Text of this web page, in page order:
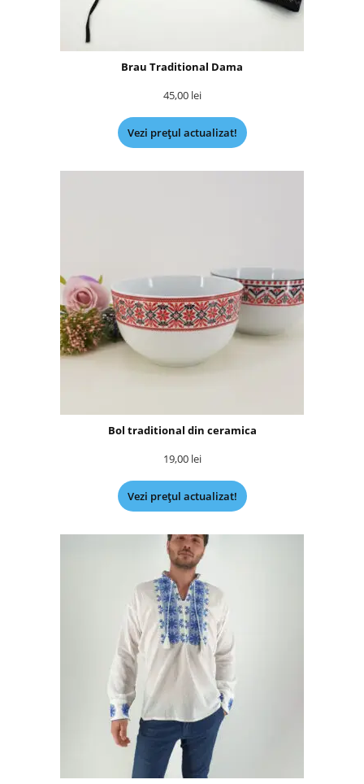
Brau Traditional Dama
45,00 lei
Vezi prețul actualizat!
Bol traditional din ceramica
19,00 lei
Vezi prețul actualizat!